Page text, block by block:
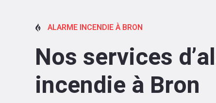
 ALARME INCENDIE À BRON
Nos services
incendie à Bron